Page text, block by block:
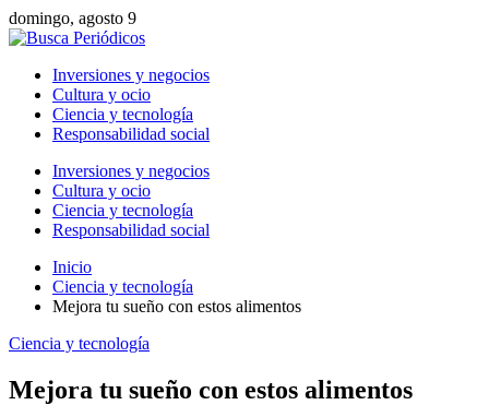
domingo, agosto 9
Inversiones y negocios
Cultura y ocio
Ciencia y tecnología
Responsabilidad social
Inversiones y negocios
Cultura y ocio
Ciencia y tecnología
Responsabilidad social
Inicio
Ciencia y tecnología
Mejora tu sueño con estos alimentos
Ciencia y tecnología
Mejora tu sueño con estos alimentos